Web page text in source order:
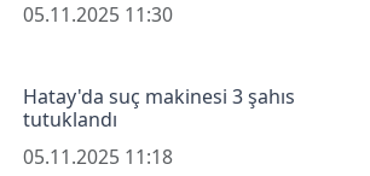
05.11.2025 11:30
Hatay'da suç makinesi 3 şahıs
tutuklandı
05.11.2025 11:18